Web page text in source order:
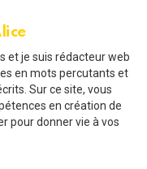
et je suis rédacteur web
en mots percutants et
Sur ce site, vous
en création de
pour donner vie à vos